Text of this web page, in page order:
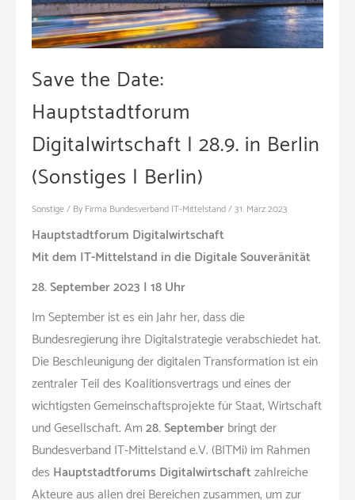
Save the Date:
Hauptstadtforum
Digitalwirtschaft | 28.9. in Berlin
(Sonstiges | Berlin)
Sonstige/ By Firma Bundesverband IT-Mittelstand/31. März 2023
Hauptstadtforum Digitalwirtschaft
Mit dem IT-Mittelstand in die Digitale Souveränität
28. September 2023 | 18 Uhr
Im September ist es ein Jahr her, dass die
Bundesregierung ihre Digitalstrategie verabschiedet hat.
Die Beschleunigung der digitalen Transformation ist ein
zentraler Teil des Koalitionsvertrags und eines der
wichtigsten Gemeinschaftsprojekte für Staat, Wirtschaft
und Gesellschaft. Am28. Septemberbringt der
Bundesverband IT-Mittelstand e.V. (BITMi) im Rahmen
des Hauptstadtforums Digitalwirtschaftzahlreiche
Akteure aus allen drei Bereichen zusammen, um zur